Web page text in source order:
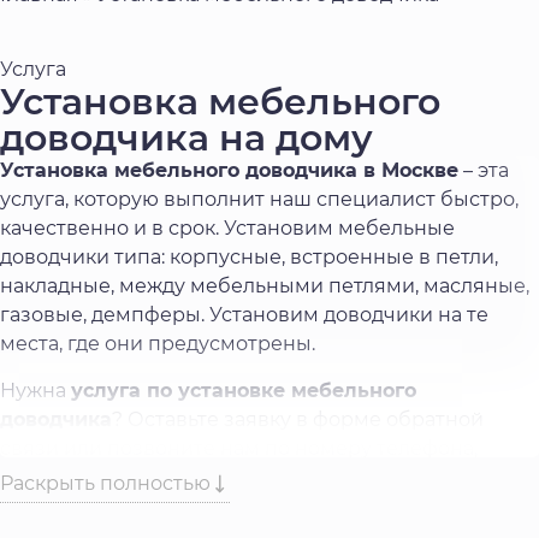
Услуга
Установка мебельного
доводчика на дому
Установка мебельного доводчика в Москве – эта
услуга, которую выполнит наш специалист быстро,
качественно и в срок. Установим мебельные
доводчики типа: корпусные, встроенные в петли,
накладные, между мебельными петлями, масляные,
газовые, демпферы. Установим доводчики на те
места, где они предусмотрены.
Нужна услуга по установке мебельного
который указан на нашем сайте. Выполним работу
качественно и быстро.
Раскрыть полностью